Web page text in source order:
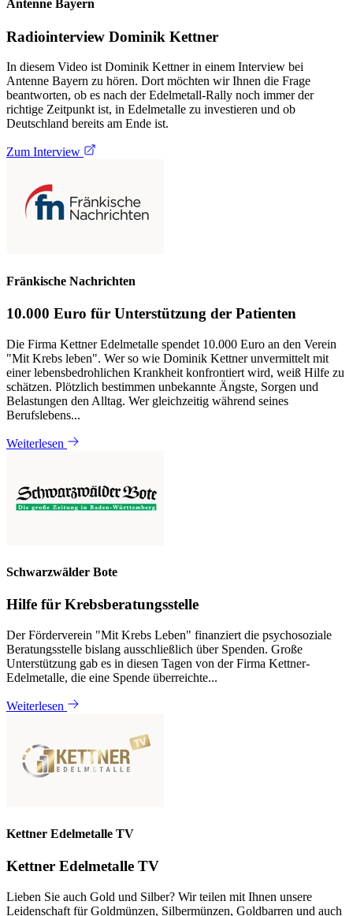
Antenne Bayern
Radiointerview Dominik Kettner
In diesem Video ist Dominik Kettner in einem Interview bei
Antenne Bayern zu hören. Dort möchten wir Ihnen die Frage
beantworten, ob es nach der Edelmetall-Rally noch immer der
richtige Zeitpunkt ist, in Edelmetalle zu investieren und ob
Deutschland bereits am Ende ist.
Zum Interview
Fränkische Nachrichten
10.000 Euro für Unterstützung der Patienten
Die Firma Kettner Edelmetalle spendet 10.000 Euro an den Verein
"Mit Krebs leben". Wer so wie Dominik Kettner unvermittelt mit
einer lebensbedrohlichen Krankheit konfrontiert wird, weiß Hilfe zu
schätzen. Plötzlich bestimmen unbekannte Ängste, Sorgen und
Belastungen den Alltag. Wer gleichzeitig während seines
Berufslebens...
Weiterlesen
Schwarzwälder Bote
Hilfe für Krebsberatungsstelle
Der Förderverein "Mit Krebs Leben" finanziert die psychosoziale
Beratungsstelle bislang ausschließlich über Spenden. Große
Unterstützung gab es in diesen Tagen von der Firma Kettner-
Edelmetalle, die eine Spende überreichte...
Weiterlesen
Kettner Edelmetalle TV
Kettner Edelmetalle TV
Lieben Sie auch Gold und Silber? Wir teilen mit Ihnen unsere
Leidenschaft für Goldmünzen, Silbermünzen, Goldbarren und auch